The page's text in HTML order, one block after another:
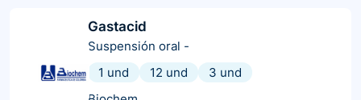
Gastacid
Suspensión oral -
1 und
12 und
3 und